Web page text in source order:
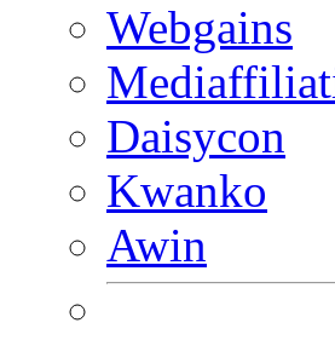
Webgains
Daisycon
Kwanko
Awin